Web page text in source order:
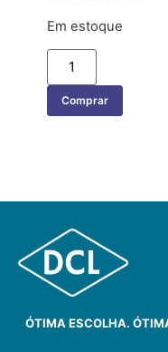
Em estoque
Comprar
ÓTIMA ESCOLHA.